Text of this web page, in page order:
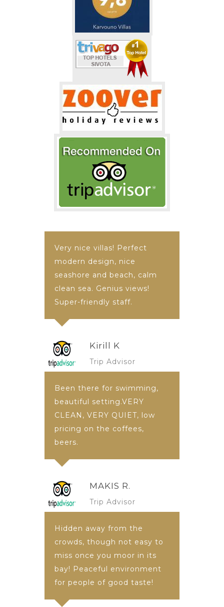
Very nice villas! Perfect
modern design, nice
seashore and beach, calm
clean sea. Genius views!
Super-friendly staff.
Kirill K
Trip Advisor
Been there for swimming,
beautiful setting.VERY
CLEAN, VERY QUIET, low
pricing on the coffees,
beers.
MAKIS R.
Trip Advisor
Hidden away from the
crowds, though not easy to
miss once you moor in its
bay! Peaceful environment
for people of good taste!